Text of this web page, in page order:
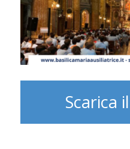
Scarica